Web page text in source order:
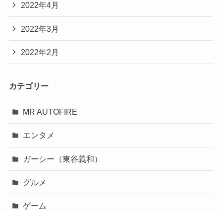
2022年4月
2022年3月
2022年2月
カテゴリー
MR AUTOFIRE
エンタメ
ガーシー（東谷義和）
グルメ
ゲーム